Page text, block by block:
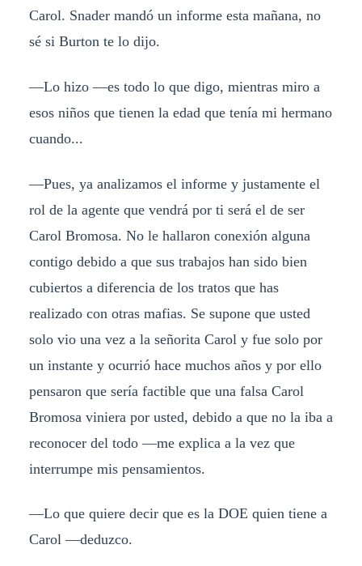
Carol. Snader mandó un informe esta mañana, no
sé si Burton te lo dijo.
—Lo hizo —es todo lo que digo, mientras miro a
esos niños que tienen la edad que tenía mi hermano
cuando...
—Pues, ya analizamos el informe y justamente el
rol de la agente que vendrá por ti será el de ser
Carol Bromosa. No le hallaron conexión alguna
contigo debido a que sus trabajos han sido bien
cubiertos a diferencia de los tratos que has
realizado con otras mafias. Se supone que usted
solo vio una vez a la señorita Carol y fue solo por
un instante y ocurrió hace muchos años y por ello
pensaron que sería factible que una falsa Carol
Bromosa viniera por usted, debido a que no la iba a
reconocer del todo —me explica a la vez que
interrumpe mis pensamientos.
—Lo que quiere decir que es la DOE quien tiene a
Carol —deduzco.